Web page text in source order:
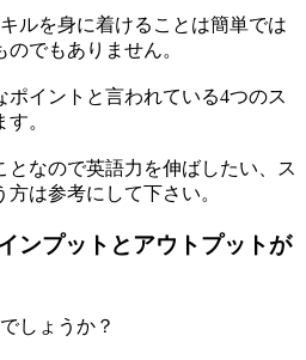
ルを身に着けることは簡単では
でもありません。
ポイントと言われている4つのス
。
なので英語力を伸ばしたい、ス
は参考にして下さい。
ンプットとアウトプットが
しょうか？